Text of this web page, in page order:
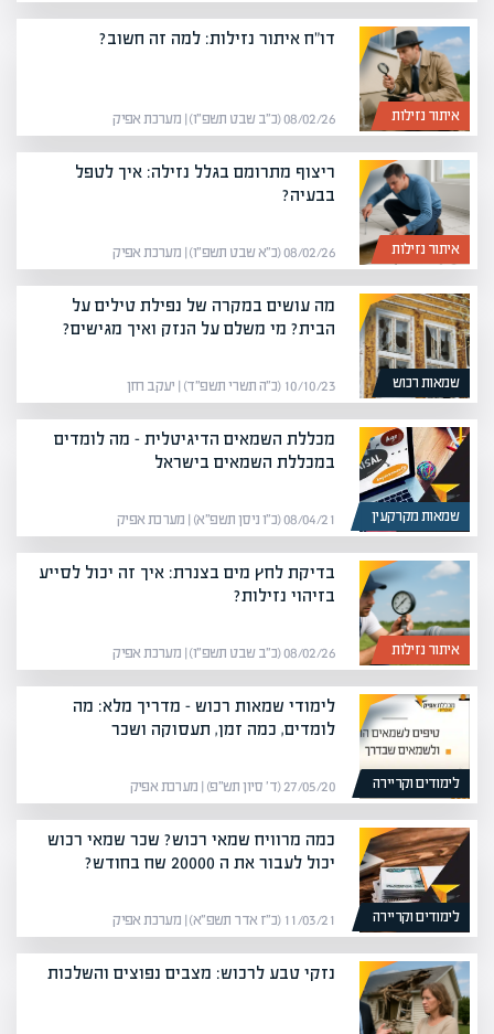
איתור נזילות
דו"ח איתור נזילות: למה זה חשוב?
08/02/26 (כ״ב שבט תשפ״ו) | מערכת אפיק
איתור נזילות
ריצוף מתרומם בגלל נזילה: איך לטפל
בבעיה?
08/02/26 (כ״א שבט תשפ״ו) | מערכת אפיק
שמאות רכוש
מה עושים במקרה של נפילת טילים על
הבית? מי משלם על הנזק ואיך מגישים?
10/10/23 (כ״ה תשרי תשפ״ד) | יעקב חזן
שמאות מקרקעין
מכללת השמאים הדיגיטלית – מה לומדים
במכללת השמאים בישראל
08/04/21 (כ״ו ניסן תשפ״א) | מערכת אפיק
איתור נזילות
בדיקת לחץ מים בצנרת: איך זה יכול לסייע
בזיהוי נזילות?
08/02/26 (כ״ב שבט תשפ״ו) | מערכת אפיק
לימודים וקריירה
לימודי שמאות רכוש – מדריך מלא: מה
לומדים, כמה זמן, תעסוקה ושכר
27/05/20 (ד׳ סיון תש״פ) | מערכת אפיק
לימודים וקריירה
כמה מרוויח שמאי רכוש? שכר שמאי רכוש
יכול לעבור את ה 20000 שח בחודש?
11/03/21 (כ״ז אדר תשפ״א) | מערכת אפיק
נזקי טבע לרכוש: מצבים נפוצים והשלכות